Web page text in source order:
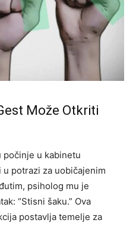
Može Otkriti
počinje u kabinetu
potrazi za uobičajenim
psiholog mu je
“Stisni šaku.” Ova
postavlja temelje za